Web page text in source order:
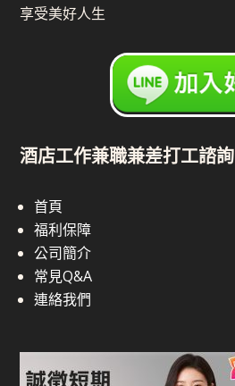
享受美好人生
酒店工作兼職兼差打工諮詢
首頁
福利保障
公司簡介
常見Q&A
連絡我們